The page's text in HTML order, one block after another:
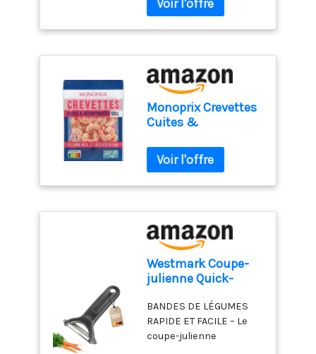
Monoprix Crevettes
Cuites &
100g
Westmark Coupe-
julienne Quick-
Edition – Éplucheur
de légumes pour
fines lanières,
BANDES DE LÉGUMES
RAPIDE ET FACILE – Le
coupe-julienne